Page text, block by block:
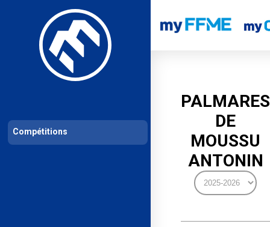
Les compétitions Calendrier de compétitions Classements
PALMARES
DE
MOUSSU
ANTONIN
Compétitions